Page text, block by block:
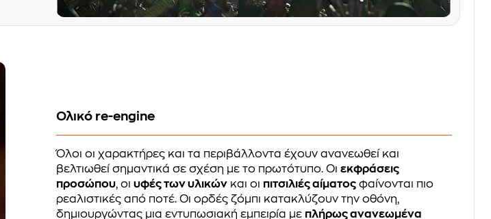
Ολικό re-engine
Όλοι οι χαρακτήρες και τα περιβάλλοντα έχουν ανανεωθεί και
βελτιωθεί σημαντικά σε σχέση με το πρωτότυπο. Οιεκφράσεις
προσώπου, οιυφές των υλικών και οι πιτσιλιές αίματος φαίνονται πιο
ρεαλιστικές από ποτέ. Οι ορδές ζόμπι κατακλύζουν την οθόνη,
δημιουργώντας μια εντυπωσιακή εμπειρία με πλήρως ανανεωμένα